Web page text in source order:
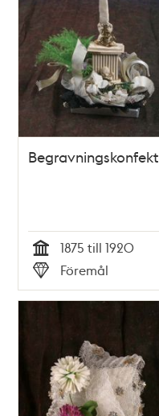
Begravningskonfekt
Tid
1875 till 1920
Typ
Föremål